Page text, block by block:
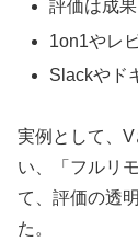
評価は成
1on1やレ
Slackやド
実例として、
い、「フルリ
て、評価の透
た。